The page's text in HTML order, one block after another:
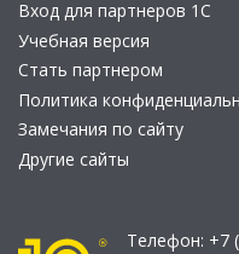
Вход для партнеров 1С
Учебная версия
Стать партнером
Политика
Замечания по сайту
Другие сайты
Телефон: +7